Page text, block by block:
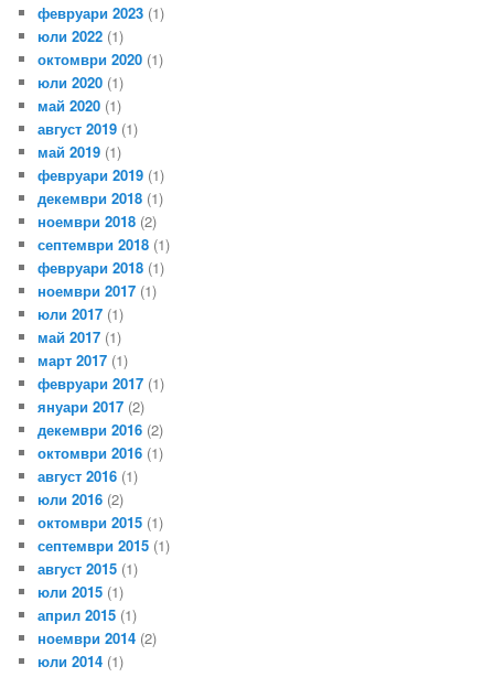
февруари 2023 (1)
юли 2022 (1)
октомври 2020 (1)
юли 2020 (1)
май 2020 (1)
август 2019 (1)
май 2019 (1)
февруари 2019 (1)
декември 2018 (1)
ноември 2018 (2)
септември 2018 (1)
февруари 2018 (1)
ноември 2017 (1)
юли 2017 (1)
май 2017 (1)
март 2017 (1)
февруари 2017 (1)
януари 2017 (2)
декември 2016 (2)
октомври 2016 (1)
август 2016 (1)
юли 2016 (2)
октомври 2015 (1)
септември 2015 (1)
август 2015 (1)
юли 2015 (1)
април 2015 (1)
ноември 2014 (2)
юли 2014 (1)